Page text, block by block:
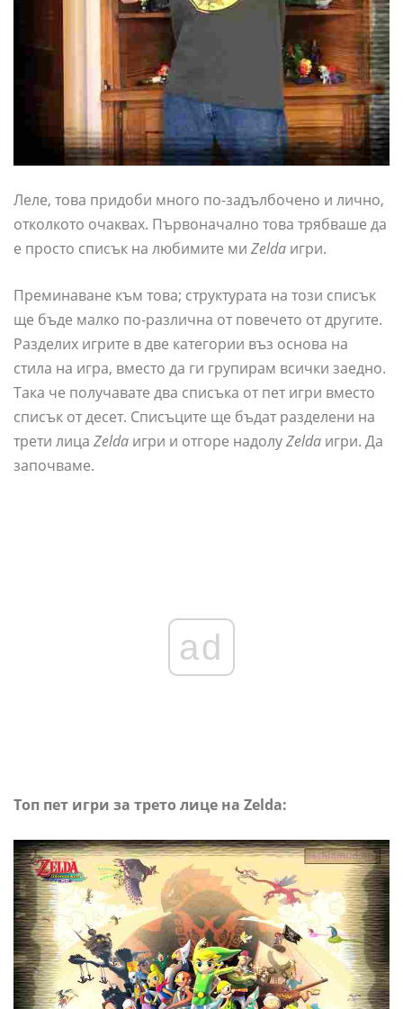
Леле, това придоби много по-задълбочено и лично,
отколкото очаквах. Първоначално това трябваше да
е просто списък на любимите ми Zelda игри.
Преминаване към това; структурата на този списък
ще бъде малко по-различна от повечето от другите.
Разделих игрите в две категории въз основа на
стила на игра, вместо да ги групирам всички заедно.
Така че получавате два списъка от пет игри вместо
списък от десет. Списъците ще бъдат разделени на
трети лица Zelda игри и отгоре надолуZelda игри. Да
започваме.
ad
Топ пет игри за трето лице на Zelda: